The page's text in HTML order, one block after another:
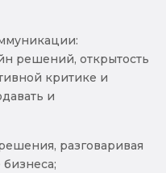
решений, открытость
критике и
и
разговаривая